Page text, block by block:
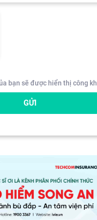
bạn sẽ được hiển thị công
GỬI